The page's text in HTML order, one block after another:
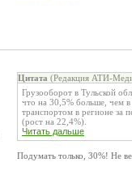
Цитата (Редакция АТИ-
Грузооборот в Тульской
что на 30,5% больше, чем
транспортом в регионе за
(рост на 22,4%).
Читать дальше
Подумать только, 30%! Не